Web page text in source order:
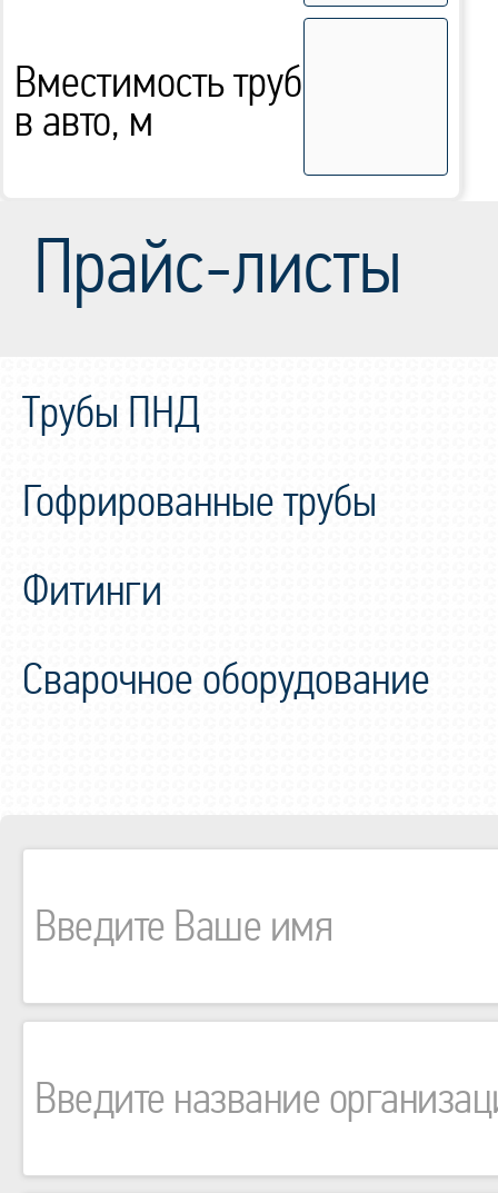
Вместимость труб
в авто, м
Прайс-листы
Трубы ПНД
Гофрированные трубы
Фитинги
Сварочное оборудование